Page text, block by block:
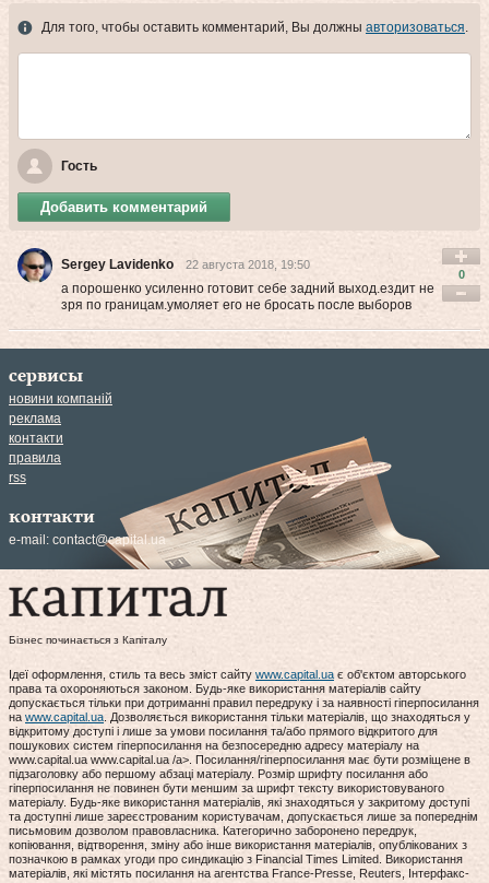
Для того, чтобы оставить комментарий, Вы должны авторизоваться.
Гость
Добавить комментарий
Sergey Lavidenko 22 августа 2018, 19:50
а порошенко усиленно готовит себе задний выход.ездит не
зря по границам.умоляет его не бросать после выборов
0
сервисы
новини компаній
реклама
контакти
правила
rss
контакти
e-mail: contact@capital.ua
Бізнес починається з Капіталу
Ідеї оформлення, стиль та весь зміст сайту www.capital.uaє об'єктом авторського
права та охороняються законом. Будь-яке використання матеріалів сайту
допускається тільки при дотриманні правил передруку і за наявності гіперпосилання
на www.capital.ua. Дозволяється використання тільки матеріалів, що знаходяться у
відкритому доступі і лише за умови посилання та/або прямого відкритого для
пошукових систем гіперпосилання на безпосередню адресу матеріалу на
www.capital.ua www.capital.ua /a>. Посилання/гіперпосилання має бути розміщене в
підзаголовку або першому абзаці матеріалу. Розмір шрифту посилання або
гіперпосилання не повинен бути меншим за шрифт тексту використовуваного
матеріалу. Будь-яке використання матеріалів, які знаходяться у закритому доступі
та доступні лише зареєстрованим користувачам, допускається лише за попереднім
письмовим дозволом правовласника. Категорично заборонено передрук,
копіювання, відтворення, зміну або інше використання матеріалів, опублікованих з
позначкою в рамках угоди про синдикацію з Financial Times Limited. Використання
матеріалів, які містять посилання на агентства France-Presse, Reuters, Інтерфакс-